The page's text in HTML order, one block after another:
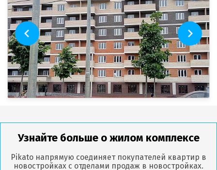
Узнайте больше о жилом комплексе
Pikato напрямую соединяет покупателей квартир в
новостройках с отделами продаж в новостройках.